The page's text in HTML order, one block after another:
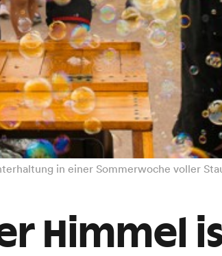
in einer Sommerwoche voller
Himmel